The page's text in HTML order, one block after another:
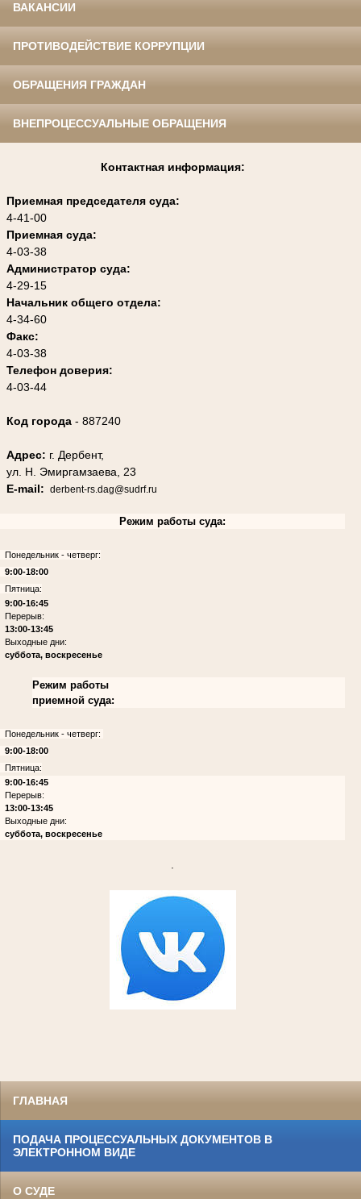
ВАКАНСИИ
ПРОТИВОДЕЙСТВИЕ КОРРУПЦИИ
ОБРАЩЕНИЯ ГРАЖДАН
ВНЕПРОЦЕССУАЛЬНЫЕ ОБРАЩЕНИЯ
Контактная информация:
Приемная председателя суда:
4-41-00
Приемная суда:
4-03-38
Администратор суда:
4-29-15
Начальник общего отдела:
4-34-60
Факс:
4-03-38
Телефон доверия:
4-03-44
Код города - 887240
Адрес: г. Дербент,
ул. Н. Эмиргамзаева, 23
E-mail: derbent-rs.dag@sudrf.ru
Режим работы суда:
Понедельник - четверг:
9:00-18:00
Пятница:
9:00-16:45
Перерыв:
13:00-13:45
Выходные дни:
суббота, воскресенье
Режим работы
приемной суда:
Понедельник - четверг:
9:00-18:00
Пятница:
9:00-16:45
Перерыв:
13:00-13:45
Выходные дни:
суббота, воскресенье
ГЛАВНАЯ
ПОДАЧА ПРОЦЕССУАЛЬНЫХ ДОКУМЕНТОВ В
ЭЛЕКТРОННОМ ВИДЕ
О СУДЕ